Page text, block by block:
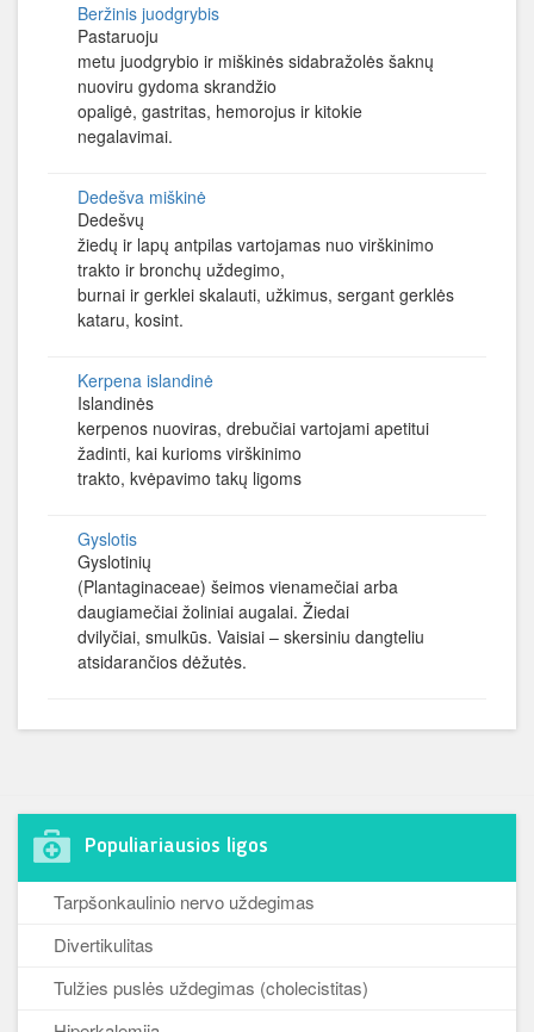
Beržinis juodgrybis
Pastaruoju
metu juodgrybio ir miškinės sidabražolės šaknų
nuoviru gydoma skrandžio
opaligė, gastritas, hemorojus ir kitokie
negalavimai.
Dedešva miškinė
Dedešvų
žiedų ir lapų antpilas vartojamas nuo virškinimo
trakto ir bronchų uždegimo,
burnai ir gerklei skalauti, užkimus, sergant gerklės
kataru, kosint.
Kerpena islandinė
Islandinės
kerpenos nuoviras, drebučiai vartojami apetitui
žadinti, kai kurioms virškinimo
trakto, kvėpavimo takų ligoms
Gyslotis
Gyslotinių
(Plantaginaceae) šeimos vienamečiai arba
daugiamečiai žoliniai augalai. Žiedai
dvilyčiai, smulkūs. Vaisiai – skersiniu dangteliu
atsidarančios dėžutės.
Populiariausios ligos
Tarpšonkaulinio nervo uždegimas
Divertikulitas
Tulžies puslės uždegimas (cholecistitas)